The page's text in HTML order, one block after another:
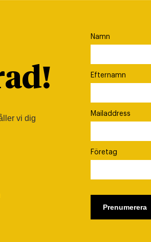
vi dig
Namn
Efternamn
Mailaddress
Företag